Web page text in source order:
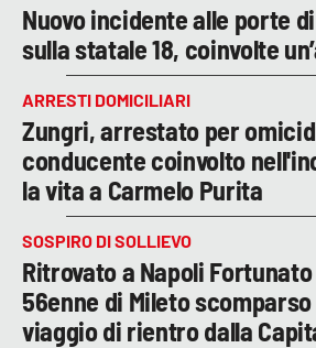
Nuovo incidente alle porte
sulla statale 18, coinvolte
ARRESTI DOMICILIARI
Zungri, arrestato per
conducente coinvolto
la vita a Carmelo Purita
SOSPIRO DI SOLLIEVO
Ritrovato a Napoli
56enne di Mileto
viaggio di rientro dalla